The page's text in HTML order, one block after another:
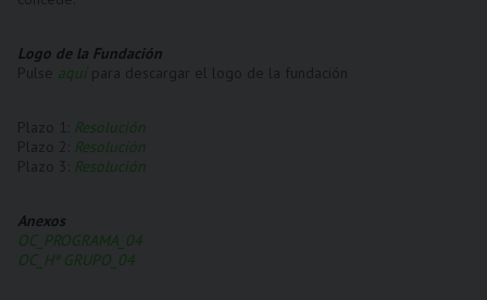
Logo de la Fundación
aquí
Resolución
Resolución
Resolución
Anexos
OC_PROGRAMA_04
OC_Hª GRUPO_04